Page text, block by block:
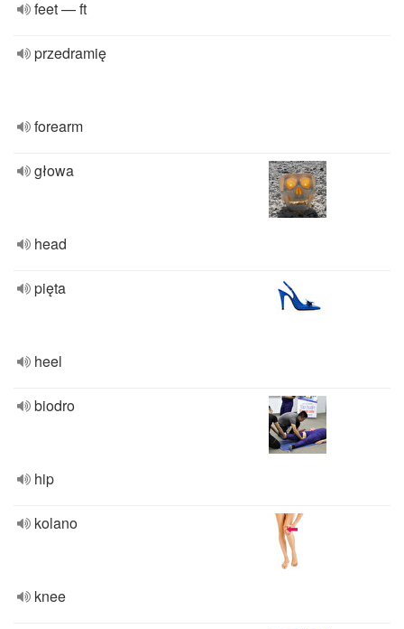
feet — ft
przedramię
forearm
głowa
head
pięta
heel
biodro
hip
kolano
knee